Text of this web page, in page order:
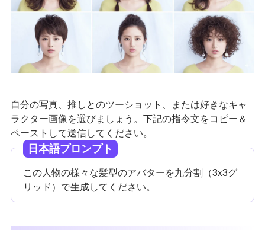
自分の写真、推しとのツーショット、または好きなキャ
ラクター画像を選びましょう。下記の指令文をコピー＆
ペーストして送信してください。
日本語プロンプト
この人物の様々な髪型のアバターを九分割（3x3グ
リッド）で生成してください。